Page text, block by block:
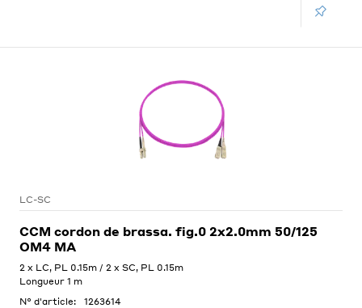
LC-SC
CCM cordon de brassa. fig.0 2x2.0mm 50/125
OM4 MA
2 x LC, PL 0.15m / 2 x SC, PL 0.15m
Longueur 1 m
N° d'article:
1263614